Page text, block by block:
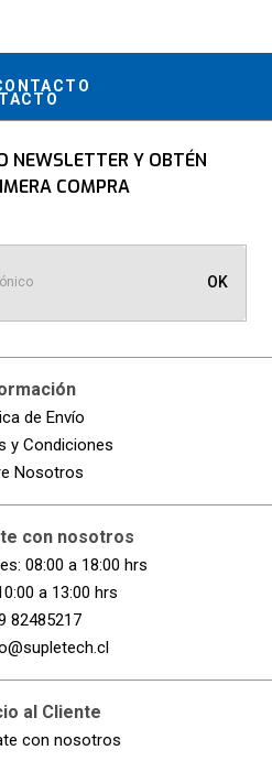
NEWSLETTER Y OBTÉN
COMPRA
OK
de Envío
y Condiciones
Nosotros
con nosotros
08:00 a 18:00 hrs
a 13:00 hrs
82485217
al Cliente
con nosotros